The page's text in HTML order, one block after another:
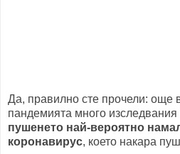
Да, правилно сте прочели: още
пандемията много изследвания
пушенето най-вероятно
коронавирус, което накара